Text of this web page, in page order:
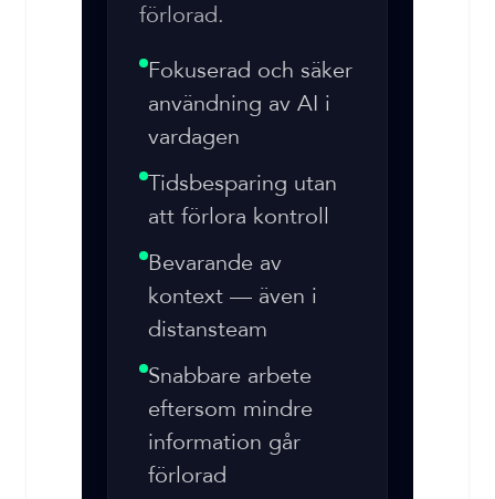
förlorad.
Fokuserad och säker
användning av AI i
vardagen
Tidsbesparing utan
att förlora kontroll
Bevarande av
kontext — även i
distansteam
Snabbare arbete
eftersom mindre
information går
förlorad